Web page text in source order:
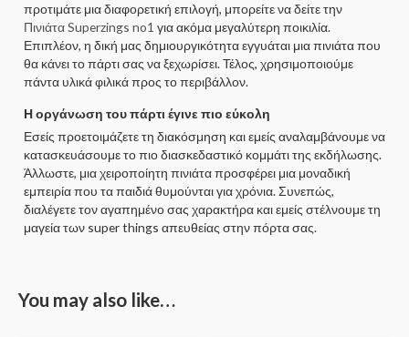
προτιμάτε μια διαφορετική επιλογή, μπορείτε να δείτε την
Πινιάτα Superzings no1 για ακόμα μεγαλύτερη ποικιλία.
Επιπλέον, η δική μας δημιουργικότητα εγγυάται μια πινιάτα που
θα κάνει το πάρτι σας να ξεχωρίσει. Τέλος, χρησιμοποιούμε
πάντα υλικά φιλικά προς το περιβάλλον.
Η οργάνωση του πάρτι έγινε πιο εύκολη
Εσείς προετοιμάζετε τη διακόσμηση και εμείς αναλαμβάνουμε να
κατασκευάσουμε το πιο διασκεδαστικό κομμάτι της εκδήλωσης.
Άλλωστε, μια χειροποίητη πινιάτα προσφέρει μια μοναδική
εμπειρία που τα παιδιά θυμούνται για χρόνια. Συνεπώς,
διαλέγετε τον αγαπημένο σας χαρακτήρα και εμείς στέλνουμε τη
μαγεία των super things απευθείας στην πόρτα σας.
You may also like…